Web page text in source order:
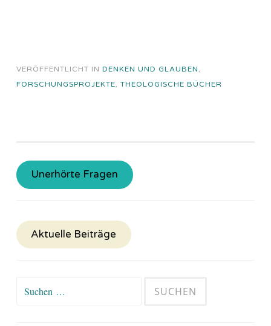
VERÖFFENTLICHT IN DENKEN UND GLAUBEN,
FORSCHUNGSPROJEKTE, THEOLOGISCHE BÜCHER
Unerhörte Fragen
Aktuelle Beiträge
Suchen